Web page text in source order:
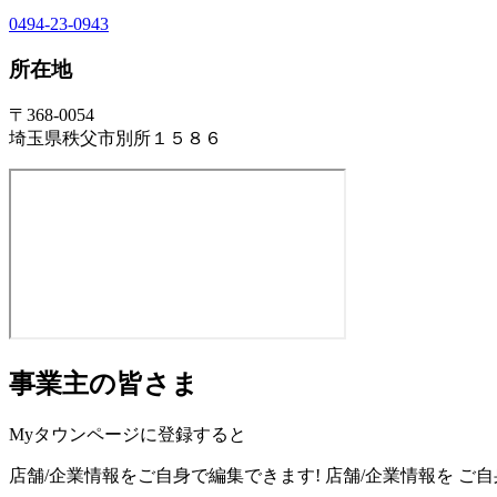
0494-23-0943
所在地
〒368-0054
埼玉県秩父市別所１５８６
事業主の皆さま
Myタウンページに登録すると
店舗/企業情報をご自身で編集できます! 店舗/企業情報を ご